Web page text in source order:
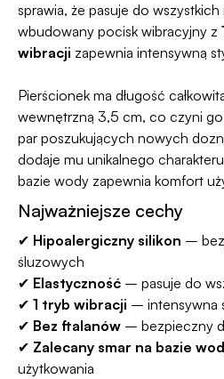
sprawia, że pasuje do wszystkich
wbudowany pocisk wibracyjny z
wibracji zapewnia intensywną
Pierścionek ma długość
wewnętrzną 3,5 cm, co czyni
par poszukujących nowych
dodaje mu unikalnego
bazie wody zapewnia komfort
Najważniejsze cechy
✔ Hipoalergiczny silikon –
śluzowych
✔ Elastyczność – pasuje do
✔ 1 tryb wibracji – intensywna
✔ Bez ftalanów – bezpieczny
✔ Zalecany smar na bazie
użytkowania